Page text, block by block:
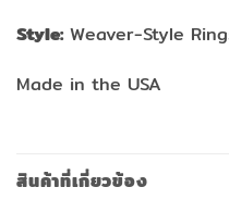
Style:Weaver-Style
Made in the USA
สินค้าที่เกี่ยวข้อง